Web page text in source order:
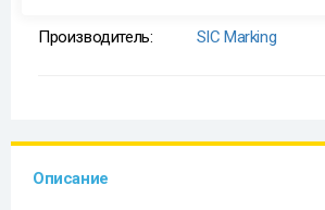
Производитель: SIC Marking
Описание